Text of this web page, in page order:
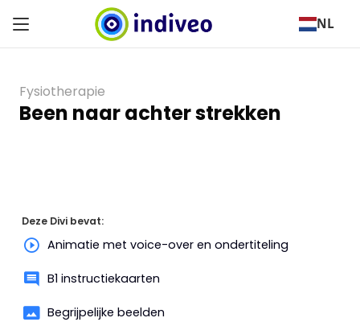
NL
Fysiotherapie
Been naar achter strekken
Deze Divi bevat:
Animatie met voice-over en ondertiteling
B1 instructiekaarten
Begrijpelijke beelden